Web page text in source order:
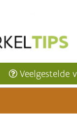
Veelgestelde